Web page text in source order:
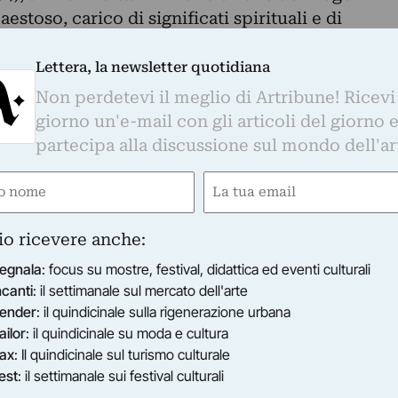
carico di significati spirituali e di
dell’arte perché questa Annunciazione, di
privato, solo tre volte negli ultimi cento anni
San Nicolò di Lecco/Comunità Pastorale
l’esposizione è offrire all’intera città
mistero cristiano del Natale, in particolare
donna assume la natura umana e diventa
terrena, attraverso l’esposizione guidata di
anche suscitare un interesse e una
Lettera, la newsletter quotidiana
Non perdetevi il meglio di Artribune!
giorno un'e-mail con gli articoli del giorno
partecipa alla discussione sul mondo
Email
ricevere anche:
: focus su mostre, festival, didattica ed eventi culturali
: il settimanale sul mercato dell'arte
: il quindicinale sulla rigenerazione urbana
: il quindicinale su moda e cultura
: Il quindicinale sul turismo culturale
: il settimanale sui festival culturali